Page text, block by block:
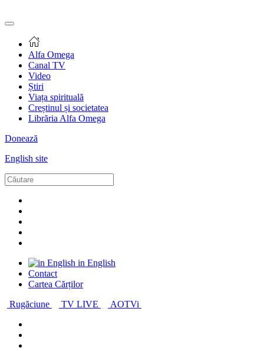
Alfa Omega
Canal TV
Video
Știri
Viața spirituală
Creștinul și societatea
Librăria Alfa Omega
Donează
English site
in English
Contact
Cartea Cărților
Rugăciune
TV LIVE AOTVi